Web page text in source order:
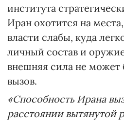
института
Иран охотится на
власти слабы, куда
личный состав и
внешняя сила не может
вызов.
«Способность Ирана
расстоянии вытянутой